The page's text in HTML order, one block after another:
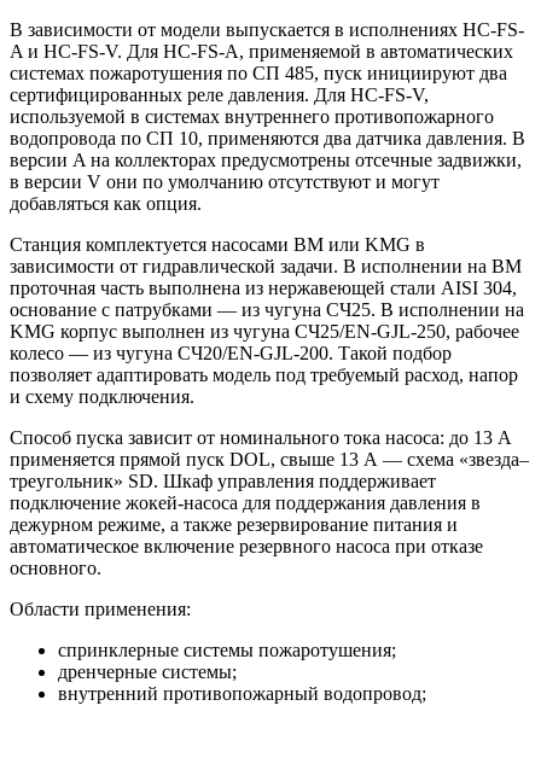
В зависимости от модели выпускается в исполнениях HC-FS-
A и HC-FS-V. Для HC-FS-A, применяемой в автоматических
системах пожаротушения по СП 485, пуск инициируют два
сертифицированных реле давления. Для HC-FS-V,
используемой в системах внутреннего противопожарного
водопровода по СП 10, применяются два датчика давления. В
версии A на коллекторах предусмотрены отсечные задвижки,
в версии V они по умолчанию отсутствуют и могут
добавляться как опция.
Станция комплектуется насосами BM или KMG в
зависимости от гидравлической задачи. В исполнении на BM
проточная часть выполнена из нержавеющей стали AISI 304,
основание с патрубками — из чугуна СЧ25. В исполнении на
KMG корпус выполнен из чугуна СЧ25/EN-GJL-250, рабочее
колесо — из чугуна СЧ20/EN-GJL-200. Такой подбор
позволяет адаптировать модель под требуемый расход, напор
и схему подключения.
Способ пуска зависит от номинального тока насоса: до 13 А
применяется прямой пуск DOL, свыше 13 А — схема «звезда–
треугольник» SD. Шкаф управления поддерживает
подключение жокей-насоса для поддержания давления в
дежурном режиме, а также резервирование питания и
автоматическое включение резервного насоса при отказе
основного.
Области применения:
спринклерные системы пожаротушения;
дренчерные системы;
внутренний противопожарный водопровод;